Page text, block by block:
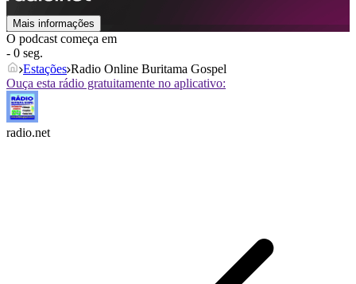
Mais informações
O podcast começa em
- 0 seg.
Estações Radio Online Buritama Gospel
Ouça esta rádio gratuitamente no aplicativo:
radio.net